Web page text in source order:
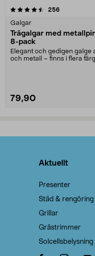
256recensioner
Galgar
Trägalgar med
8-pack
Elegant och gedigen galge
och metall – finns i flera
79,90
4.0av 5 stjärnor
Aktuellt
Presenter
Städ & rengöring
Grillar
Grästrimmer
Solcellsbelysning